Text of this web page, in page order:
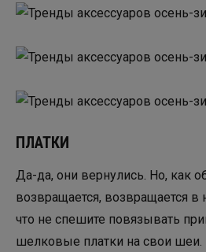
ПЛАТКИ
Да-да, они вернулись. Но, как
возвращается, возвращается в
что не спешите повязывать
шелковые платки на свои шеи.